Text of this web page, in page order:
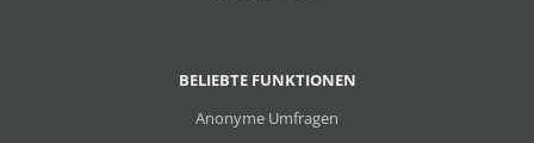
BELIEBTE FUNKTIONEN
Anonyme Umfragen